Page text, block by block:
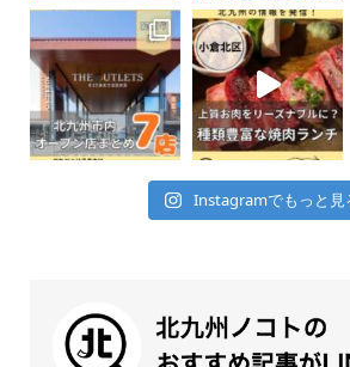
Instagramでもっと見